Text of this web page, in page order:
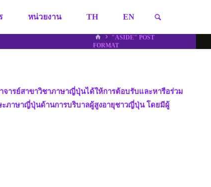
หน่วยงาน TH EN
HOME"ASIDE" POST
FORMAT
ารย์สาขาวิชาภาษาญี่ปุ่นได้ให้การต้อบรับและหารือร่วม
ษะภาษาญี่ปุ่นด้านการบริบาลผู้สูงอายุชาวญี่ปุ่น โดยมีผู้